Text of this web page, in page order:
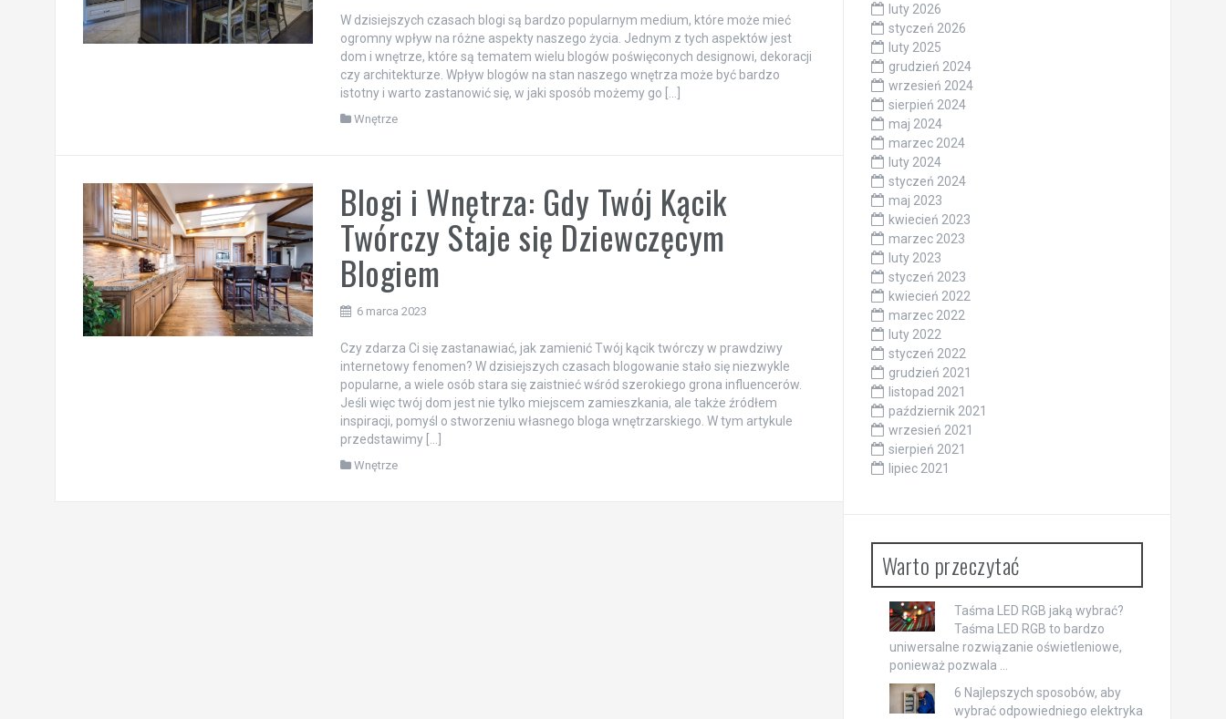
W dzisiejszych czasach blogi są bardzo popularnym medium, które może mieć
ogromny wpływ na różne aspekty naszego życia. Jednym z tych aspektów jest
dom i wnętrze, które są tematem wielu blogów poświęconych designowi, dekoracji
czy architekturze. Wpływ blogów na stan naszego wnętrza może być bardzo
istotny i warto zastanowić się, w jaki sposób możemy go […]
Wnętrze
Blogi i Wnętrza: Gdy Twój Kącik
Twórczy Staje się Dziewczęcym
Blogiem
6 marca 2023
Czy zdarza Ci się zastanawiać, jak zamienić Twój kącik twórczy w prawdziwy
internetowy fenomen? W dzisiejszych czasach blogowanie stało się niezwykle
popularne, a wiele osób stara się zaistnieć wśród szerokiego grona influencerów.
Jeśli więc twój dom jest nie tylko miejscem zamieszkania, ale także źródłem
inspiracji, pomyśl o stworzeniu własnego bloga wnętrzarskiego. W tym artykule
przedstawimy […]
Wnętrze
luty 2026
styczeń 2026
luty 2025
grudzień 2024
wrzesień 2024
sierpień 2024
maj 2024
marzec 2024
luty 2024
styczeń 2024
maj 2023
kwiecień 2023
marzec 2023
luty 2023
styczeń 2023
kwiecień 2022
marzec 2022
luty 2022
styczeń 2022
grudzień 2021
listopad 2021
październik 2021
wrzesień 2021
sierpień 2021
lipiec 2021
Warto przeczytać
Taśma LED RGB jaką wybrać?
Taśma LED RGB to bardzo
uniwersalne rozwiązanie oświetleniowe,
ponieważ pozwala …
6 Najlepszych sposobów, aby
wybrać odpowiedniego elektryka